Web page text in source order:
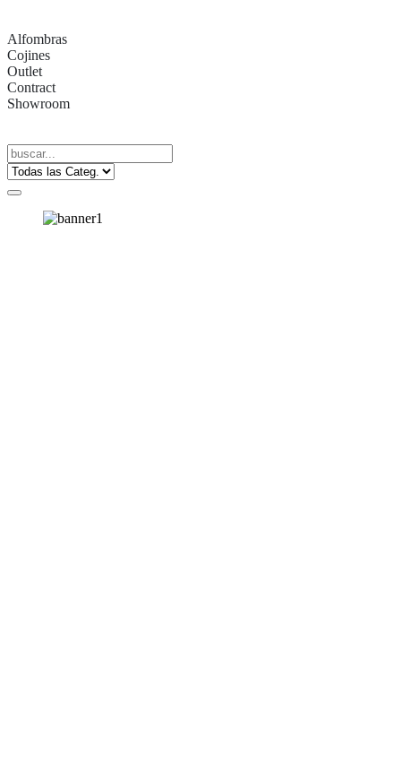
Alfombras
Cojines
Outlet
Contract
Showroom